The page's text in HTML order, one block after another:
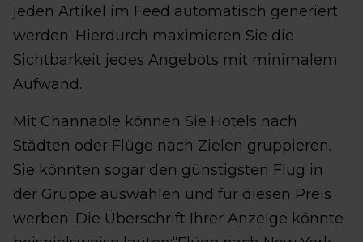
jeden Artikel im Feed automatisch generiert
werden. Hierdurch maximieren Sie die
Sichtbarkeit jedes Angebots mit minimalem
Aufwand.
Mit Channable können Sie Hotels nach
Städten oder Flüge nach Zielen gruppieren.
Sie könnten sogar den günstigsten Flug in
der Gruppe auswählen und für diesen Preis
werben. Die Überschrift Ihrer Anzeige könnte